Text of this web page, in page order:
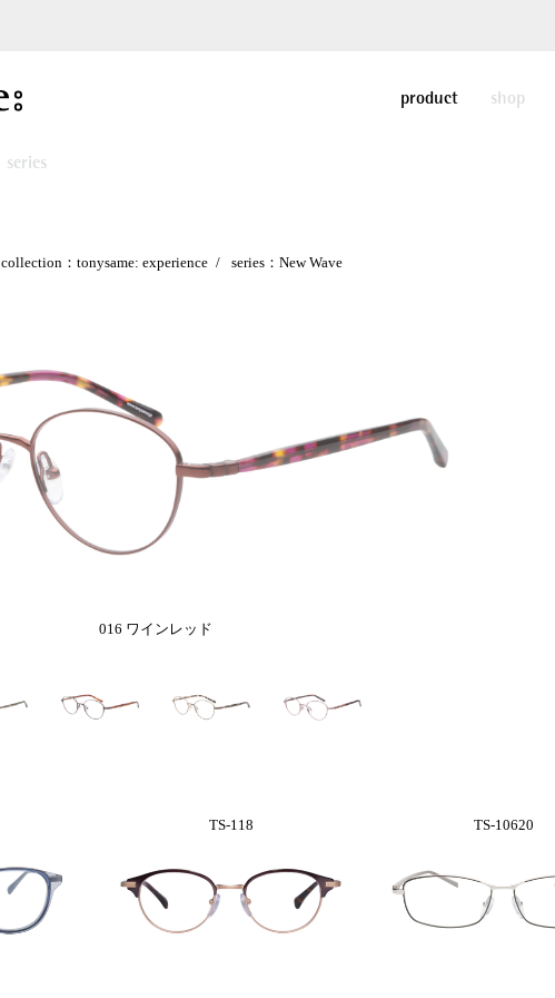
product shop
series
collection：tonysame: experience series：New Wave
016 ワインレッド
TS-118 TS-10620